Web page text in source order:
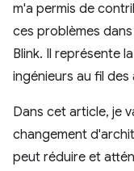
m'a permis de
ces problèmes
Blink. Il représente
ingénieurs au fil des
Dans cet article, je
changement
peut réduire et